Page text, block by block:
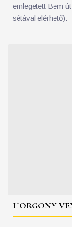
emlegetett Bem
sétával elérhető).
HORGONY